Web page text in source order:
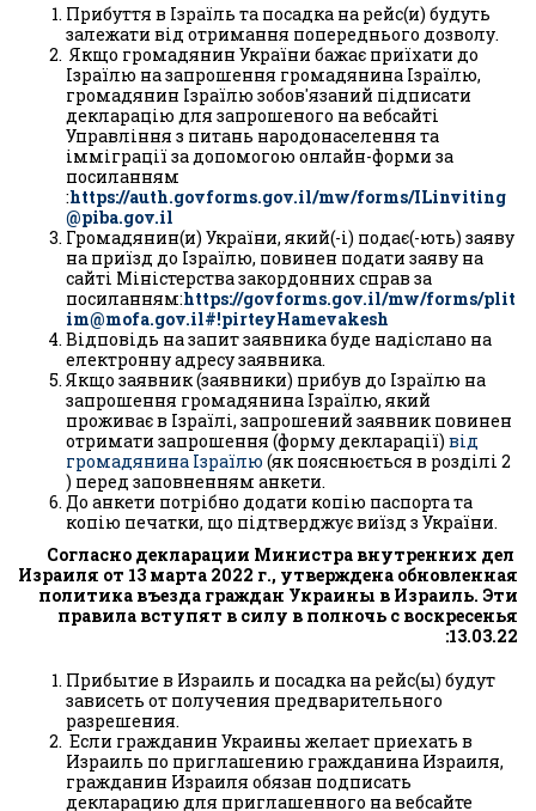
Прибуття в Ізраїль та посадка на рейс(и) будуть
залежати від отримання попереднього дозволу.
Якщо громадянин України бажає приїхати до
Ізраїлю на запрошення громадянина Ізраїлю,
громадянин Ізраїлю зобов'язаний підписати
декларацію для запрошеного на вебсайті
Управління з питань народонаселення та
імміграції за допомогою онлайн-форми за
посиланням
:https://auth.govforms.gov.il/mw/forms/ILinviting
@piba.gov.il
Громадянин(и) України, який(-і) подає(-ють) заяву
на приїзд до Ізраїлю, повинен подати заяву на
сайті Міністерства закордонних справ за
посиланням:https://govforms.gov.il/mw/forms/plit
im@mofa.gov.il#!pirteyHamevakesh
Відповідь на запит заявника буде надіслано на
електронну адресу заявника.
Якщо заявник (заявники) прибув до Ізраїлю на
запрошення громадянина Ізраїлю, який
проживає в Ізраїлі, запрошений заявник повинен
отримати запрошення (форму декларації) від
громадянина Ізраїлю (як пояснюється в розділі 2
) перед заповненням анкети.
До анкети потрібно додати копію паспорта та
копію печатки, що підтверджує виїзд з України.
Согласно декларации Министра внутренних дел
Израиля от 13 марта 2022 г., утверждена обновленная
политика въезда граждан Украины в Израиль. Эти
правила вступят в силу в полночь с воскресенья
13.03.22:
Прибытие в Израиль и посадка на рейс(ы) будут
зависеть от получения предварительного
разрешения.
Если гражданин Украины желает приехать в
Израиль по приглашению гражданина Израиля,
гражданин Израиля обязан подписать
декларацию для приглашенного на вебсайте